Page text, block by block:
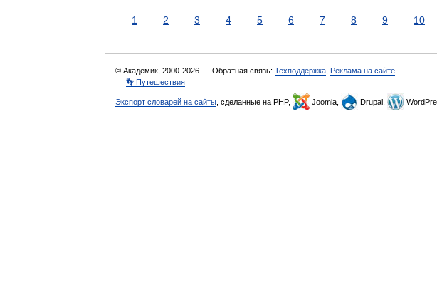
1 2 3 4 5 6 7 8 9 10
© Академик, 2000-2026 Обратная связь: Техподдержка Реклама на сайте
👣 Путешествия
Экспорт словарей на сайты , сделанные на PHP, Joomla, Drupal,